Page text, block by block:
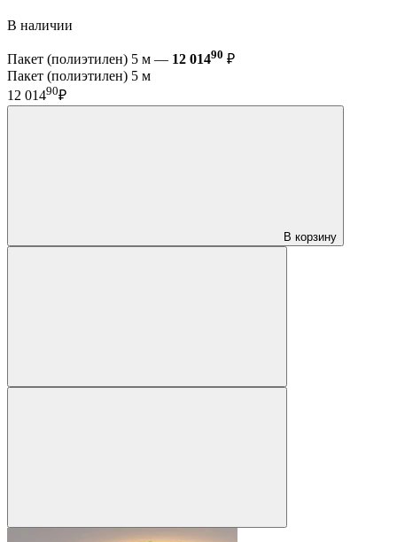
В наличии
Пакет (полиэтилен) 5 м — 12 01490 ₽
Пакет (полиэтилен) 5 м
12 01490₽
В корзину